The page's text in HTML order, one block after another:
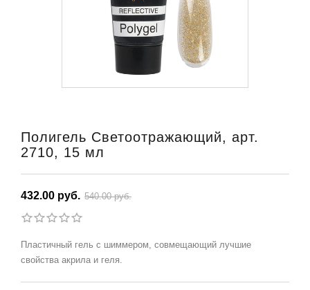
Полигель Светоотражающий, арт.
2710, 15 мл
432.00 руб. 540.00 руб.
Пластичный гель с шиммером, совмещающий лучшие
свойства акрила и геля.